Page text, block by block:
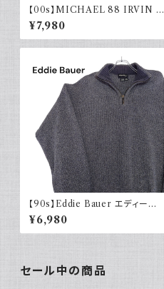
【00s】MICHAEL 88 IRVIN デ
ザインニット ジップアップ エルボ
ーパッチ 古着 レトロ モード アクリ
ル
¥7,980
【90s】Eddie Bauer エディーバ
ウアー コットンニット ハーフジップ
USA製 グレー 90年代 古着
¥6,980
セール中の商品